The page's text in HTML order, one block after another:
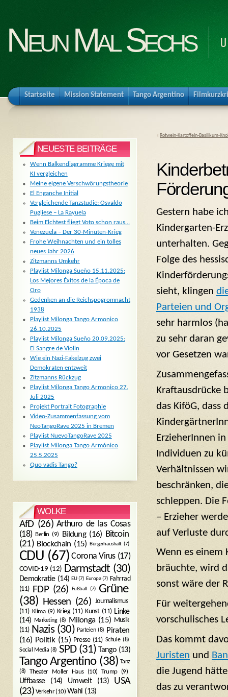
Neun Mal Sechs
Startseite Mission Statement Tango Argentino
« Rotwein-Kartoffeln-Basilikum-
Gestern habe
Kindergarten-
unterhalten.
Folge des
sieht, klingen
Parteien und
sehr harmlos
zu sehr daran
vor Gesetzen
Kraftausdrücke
das KiföG, dass
ErzieherInnen
Individuen zu
Verhältnissen
beschränken,
schleppen. Die
– Erzieher
auf Verluste
Wenn es einem
bräuchte, wird
sonst wäre der
Für
vorschulisches
Das kommt
Juristen und
die Jugend
das zu
NEUESTE BEITRÄGE
Wenn Balkendiagramme Kriege mit
KI vergleichen
Meine eigene Verschwörungstheorie
El Enganche Initial
Vergleichende Tanzstudie: Osvaldo
Pugliese – La Rayuela
Beim Elchtest fliegt Voto schon raus…
Venezuela – Der 30-Minuten-Krieg
Frohe Weihnachten und ein tolles
neues Jahr 2026
Zitzmanns Umkehr
Playlist Milonga Sueño 15.11.2025:
Los Mejores Éxitos de la Época de
Oro
Gedenken an die Reichspogromnacht
1938
Playlist Milonga Tango Armonico
26.10.2025
Playlist Milonga Sueño 20.09.2025:
El Sangre de Violin
Wie ein Nazi-Fakelzug zwei
Demokraten entzweit
Zitzmanns Rückzug
Playlist Milonga Tango Armonico 27.
Juli 2025
Projekt Portrait Fotographie
Video-Zusammenfassung vom
NeoTangoRave 2025 in Bremen
Playlist NuevoTangoRave 2025
Playlist Milonga Tango Armónico
25.5.2025
Quo vadis Tango?
WOLKE
AfD(26) Arthuro de las Cosas
(18) Berlin (9) Bildung(16) Bitcoin
(21) Blockchain (15) Bürgerhaushalt (7)
CDU (67) Corona Virus(17)
COVID-19 (12) Darmstadt (30)
Demokratie(14) EU(7) Europa(7) Fahrrad
(11)
FDP(26) Fußball (7)
Grüne
(38) Hessen (26) Journalismus
(11) Klima(9) Krieg(11) Kunst(11) Linke
(14) Marketing(8) Milonga(15) Musik
(11) Nazis(30) Parteien(8) Piraten
(16) Politik(15) Presse(11) Schule(8)
Social Media (8) SPD(31) Tango(13)
Tango Argentino(38) Tanz
(8)
Theater Moller Haus(10) Trump(9)
Uffbasse(14) Umwelt(13)
USA
(23) Verkehr(10) Wahl (13)